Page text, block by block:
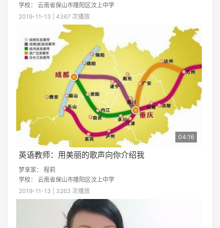
学校： 云南省保山市隆阳区汶上中学
2019-11-13 | 4367 次播放
04:16
英语教师：用美丽的歌声向你介绍我
梦享家： 程莉
学校： 云南省保山市隆阳区汶上中学
2019-11-13 | 3263 次播放